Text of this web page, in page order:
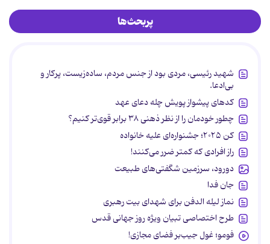
پربحث‌ها
شهید رئیسی، مردی بود از جنس مردم، ساده‌زیست، پرکار و
بی‌ادعا.
کدهای پیشواز پویش چله دعای عهد
چطور خودمان را از نظر ذهنی ۳۸ برابر قوی‌تر کنیم؟
کن ۲۰۲۵؛ جشنواره‌ای علیه خانواده
راز افرادی که کمتر ضرر می‌کنند!
دورود، سرزمین شگفتی‌های طبیعت
جان فدا
نماز لیله الدفن برای شهدای بیت رهبری
طرح اختصاصی تبیان ویژه روز جهانی قدس
فومو؛ غول جیب‌بر فضای مجازی!